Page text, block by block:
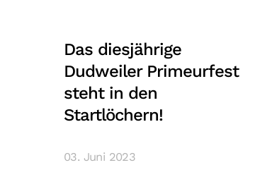
Das diesjährige
Dudweiler Primeurfest
steht in den
Startlöchern!
03. Juni 2023